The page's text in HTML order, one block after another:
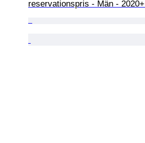
reservationspris - Män - 2020+